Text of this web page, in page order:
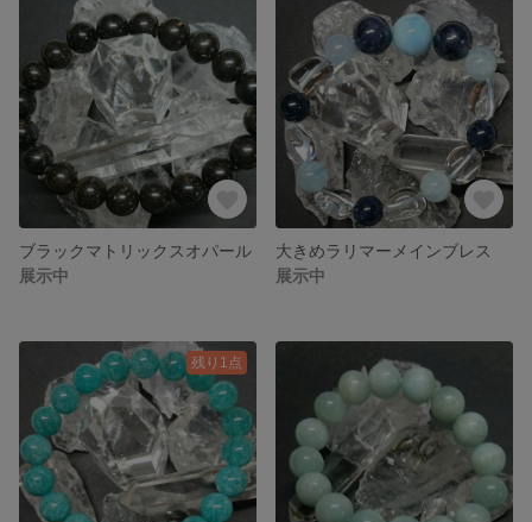
ブラックマトリックスオパール
展示中
大きめラリマーメインブレス
展示中
残り1点